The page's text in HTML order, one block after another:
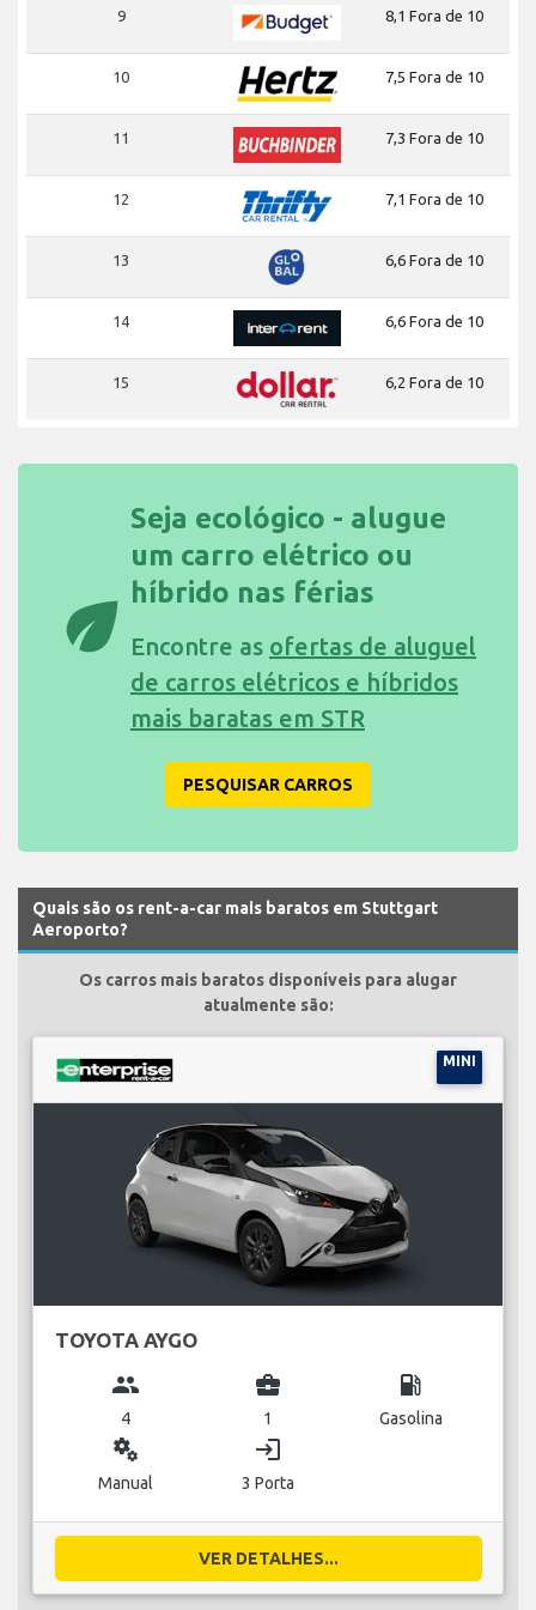
9 8,1 Fora de 10
10 7,5 Fora de 10
11 7,3 Fora de 10
12 7,1 Fora de 10
13 6,6 Fora de 10
14 6,6 Fora de 10
15 6,2 Fora de 10
eco
Seja ecológico - alugue
um carro elétrico ou
híbrido nas férias
Encontre as ofertas de aluguel
de carros elétricos e híbridos
mais baratas em STR
PESQUISAR CARROS
Quais são os rent-a-car mais baratos em Stuttgart
Aeroporto?
Os carros mais baratos disponíveis para alugar
atualmente são:
MINI
TOYOTA AYGO
group
4
business_center
1
local_gas_station
Gasolina
miscellaneous_services
Manual
login
3 Porta
VER DETALHES...